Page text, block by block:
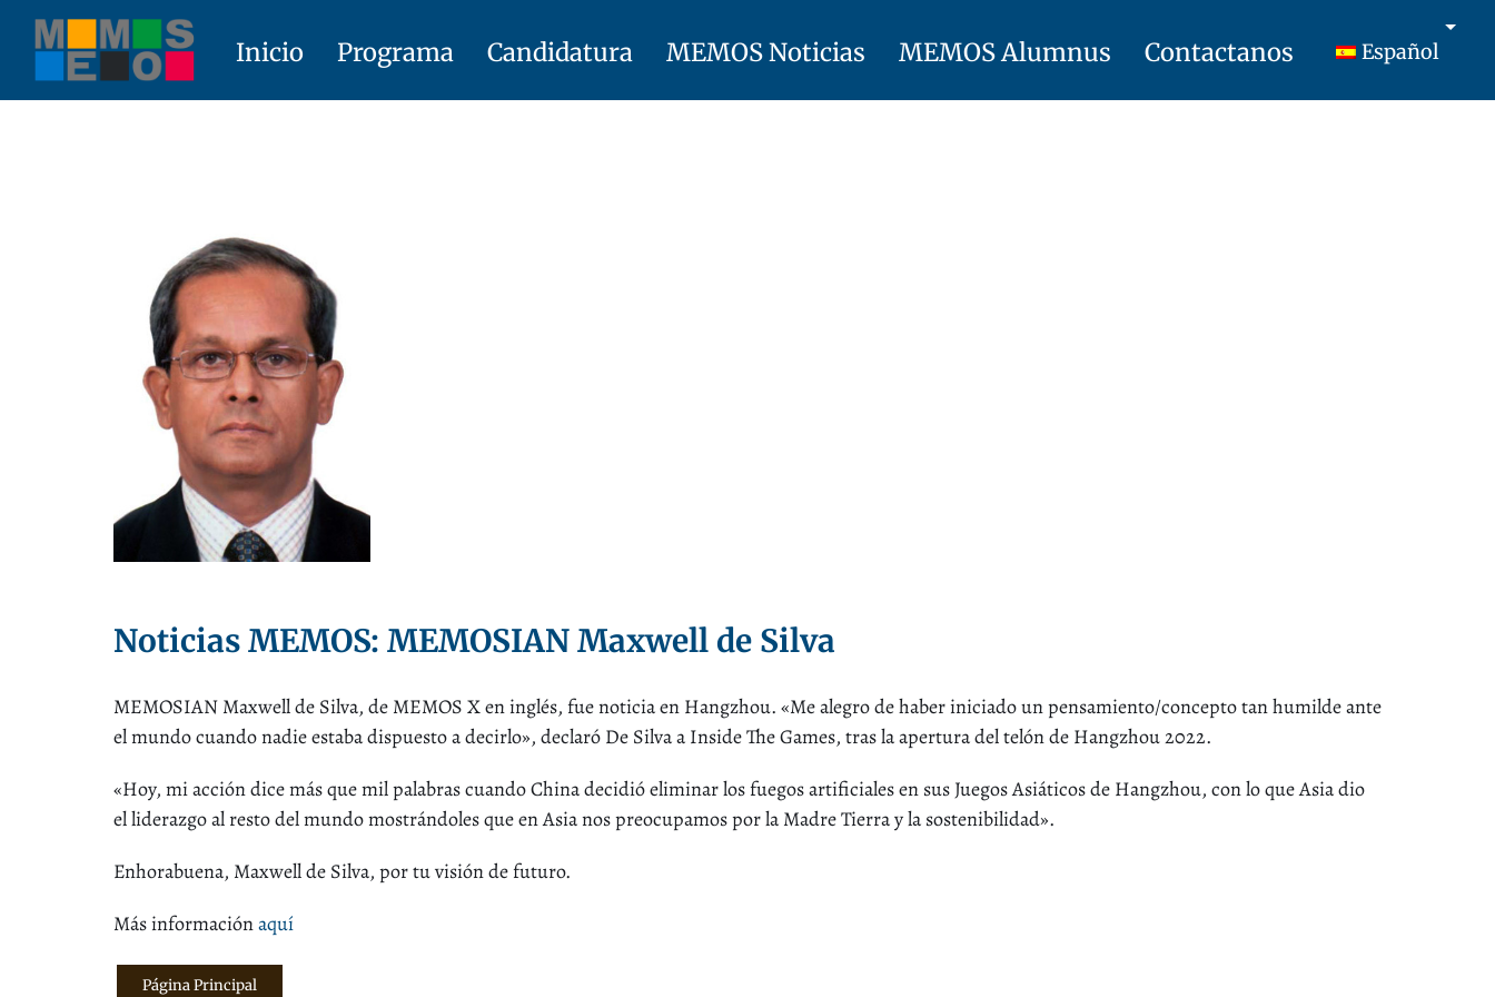
Skip
content
Inicio Programa Candidatura MEMOS Noticias MEMOS Alumnus Contactanos Español
Noticias MEMOS: MEMOSIAN Maxwell de Silva
MEMOSIAN Maxwell de Silva, de MEMOS X en inglés, fue noticia en Hangzhou. «Me alegro de haber iniciado un pensamiento/concepto tan humilde ante
el mundo cuando nadie estaba dispuesto a decirlo», declaró De Silva a Inside The Games, tras la apertura del telón de Hangzhou 2022.
«Hoy, mi acción dice más que mil palabras cuando China decidió eliminar los fuegos artificiales en sus Juegos Asiáticos de Hangzhou, con lo que Asia dio
el liderazgo al resto del mundo mostrándoles que en Asia nos preocupamos por la Madre Tierra y la sostenibilidad».
Enhorabuena, Maxwell de Silva, por tu visión de futuro.
Más informaciónaquí
Página Principal